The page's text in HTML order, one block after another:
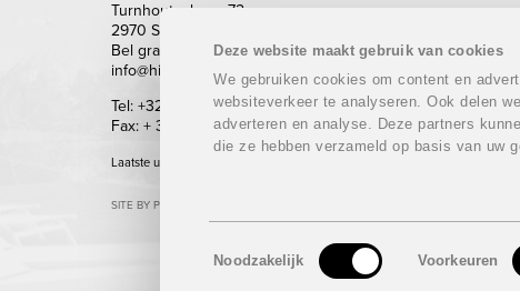
Deze website maakt gebruik van cookies
We gebruiken cookies om content en
websiteverkeer te analyseren. Ook delen
adverteren en analyse. Deze partners
die ze hebben verzameld op basis van uw
Toestemmingsselectie
Noodzakelijk Voorkeuren
Turnhoutsebaan 72
2970 Schilde
Bel gratis 0800 62 500 (enkel vanuit België)
info@hipestates.com
Tel: +32 (0)3 283 87 87
Fax: + 32 (0)3 293 69 62
Laatste update: 06/08/2026
SITE BY PLUG